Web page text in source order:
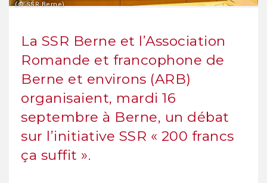
(© SSR Berne)
La SSR Berne et l’Association
Romande et francophone de
Berne et environs (ARB)
organisaient, mardi 16
septembre à Berne, un débat
sur l’initiative SSR « 200 francs
ça suffit ».